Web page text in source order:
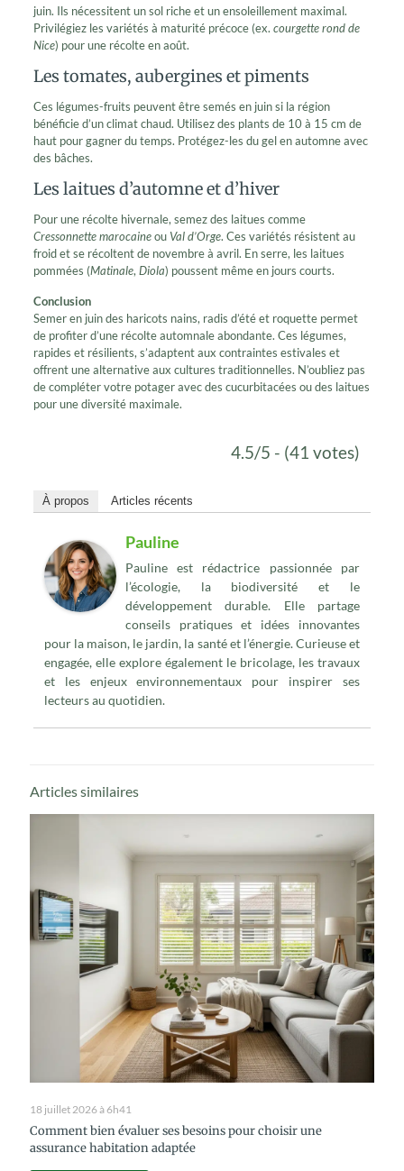
juin. Ils nécessitent un sol riche et un ensoleillement maximal.
Privilégiez les variétés à maturité précoce (ex. courgette rond de
Nice) pour une récolte en août.
Les tomates, aubergines et piments
Ces légumes-fruits peuvent être semés en juin si la région
bénéficie d’un climat chaud. Utilisez des plants de 10 à 15 cm de
haut pour gagner du temps. Protégez-les du gel en automne avec
des bâches.
Les laitues d’automne et d’hiver
Pour une récolte hivernale, semez des laitues comme
Cressonnette marocaineou Val d’Orge. Ces variétés résistent au
froid et se récoltent de novembre à avril. En serre, les laitues
pommées (Matinale, Diola) poussent même en jours courts.
Conclusion
Semer en juin des haricots nains, radis d’été et roquette permet
de profiter d’une récolte automnale abondante. Ces légumes,
rapides et résilients, s’adaptent aux contraintes estivales et
offrent une alternative aux cultures traditionnelles. N’oubliez pas
de compléter votre potager avec des cucurbitacées ou des laitues
pour une diversité maximale.
4.5/5 - (41 votes)
À propos Articles récents
Pauline
Pauline est rédactrice passionnée par
l’écologie, la biodiversité et le
développement durable. Elle partage
conseils pratiques et idées innovantes
pour la maison, le jardin, la santé et l’énergie. Curieuse et
engagée, elle explore également le bricolage, les travaux
et les enjeux environnementaux pour inspirer ses
lecteurs au quotidien.
Articles similaires
18 juillet 2026 à 6h41
Comment bien évaluer ses besoins pour choisir une
assurance habitation adaptée